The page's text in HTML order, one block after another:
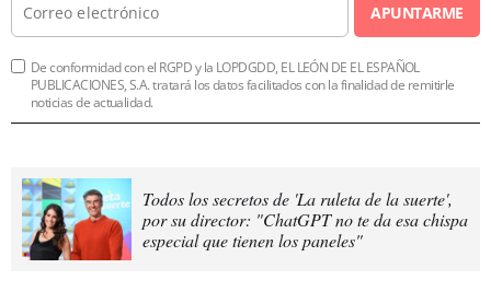
APUNTARME
De conformidad con el RGPD y la LOPDGDD, EL LEÓN DE EL ESPAÑOL
PUBLICACIONES, S.A. tratará los datos facilitados con la finalidad de remitirle
noticias de actualidad.
Todos los secretos de 'La ruleta de la suerte',
por su director: "ChatGPT no te da esa chispa
especial que tienen los paneles"